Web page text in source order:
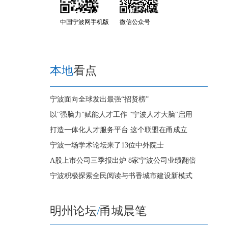
中国宁波网手机版 微信公众号
本地看点
宁波面向全球发出最强“招贤榜”
以"强脑力"赋能人才工作 "宁波人才大脑"启用
打造一体化人才服务平台 这个联盟在甬成立
宁波一场学术论坛来了13位中外院士
A股上市公司三季报出炉 8家宁波公司业绩翻倍
宁波积极探索全民阅读与书香城市建设新模式
明州论坛/甬城晨笔